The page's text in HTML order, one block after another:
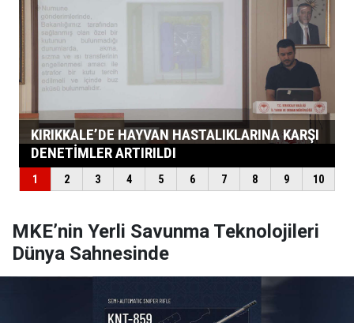
MKE’nin Yerli Savunma Teknolojileri
Dünya Sahnesinde